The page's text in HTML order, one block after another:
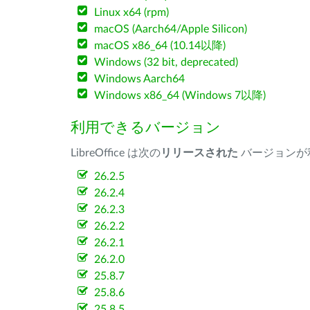
Linux x64 (rpm)
macOS (Aarch64/Apple Silicon)
macOS x86_64 (10.14以降)
Windows (32 bit, deprecated)
Windows Aarch64
Windows x86_64 (Windows 7以降)
利用できるバージョン
LibreOffice は次のリリースされた バージョンが
26.2.5
26.2.4
26.2.3
26.2.2
26.2.1
26.2.0
25.8.7
25.8.6